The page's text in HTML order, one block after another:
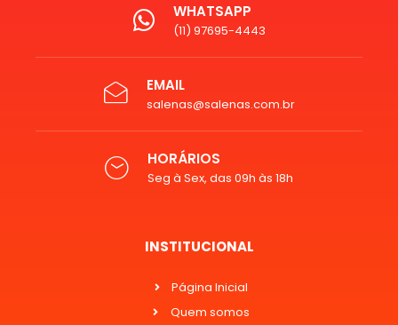
WHATSAPP
(11) 97695-4443
EMAIL
salenas@salenas.com.br
HORÁRIOS
Seg à Sex, das 09h às 18h
INSTITUCIONAL
Página Inicial
Quem somos